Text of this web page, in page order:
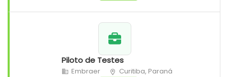
Piloto de Testes
Embraer Curitiba, Paraná